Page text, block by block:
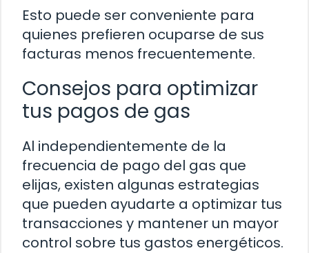
Esto puede ser conveniente para
quienes prefieren ocuparse de sus
facturas menos frecuentemente.
Consejos para optimizar
tus pagos de gas
Al independientemente de la
frecuencia de pago del gas que
elijas, existen algunas estrategias
que pueden ayudarte a optimizar tus
transacciones y mantener un mayor
control sobre tus gastos energéticos.